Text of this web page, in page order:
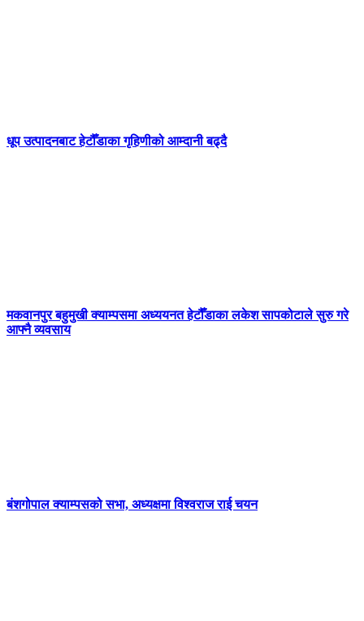
धूप उत्पादनबाट हेटौँडाका गृहिणीको आम्दानी बढ्दै
मकवानपुर बहुमुखी क्याम्पसमा अध्ययनत हेटौँडाका लकेश सापकोटाले सुरु गरे
आफ्नै व्यवसाय
बंशगोपाल क्याम्पसको सभा, अध्यक्षमा विश्वराज राई चयन